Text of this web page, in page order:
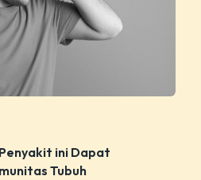
ini Dapat
Tubuh